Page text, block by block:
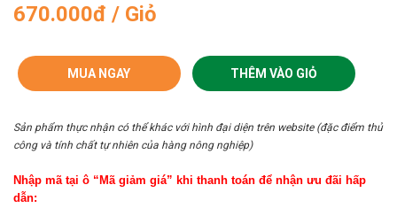
670.000đ / Giỏ
MUA NGAY THÊM VÀO GIỎ
Sản phẩm thực nhận có thể khác với hình đại diện trên website (đặc điểm thủ
công và tính chất tự nhiên của hàng nông nghiệp)
Nhập mã tại ô “Mã giảm giá” khi thanh toán để nhận ưu đãi hấp
dẫn: